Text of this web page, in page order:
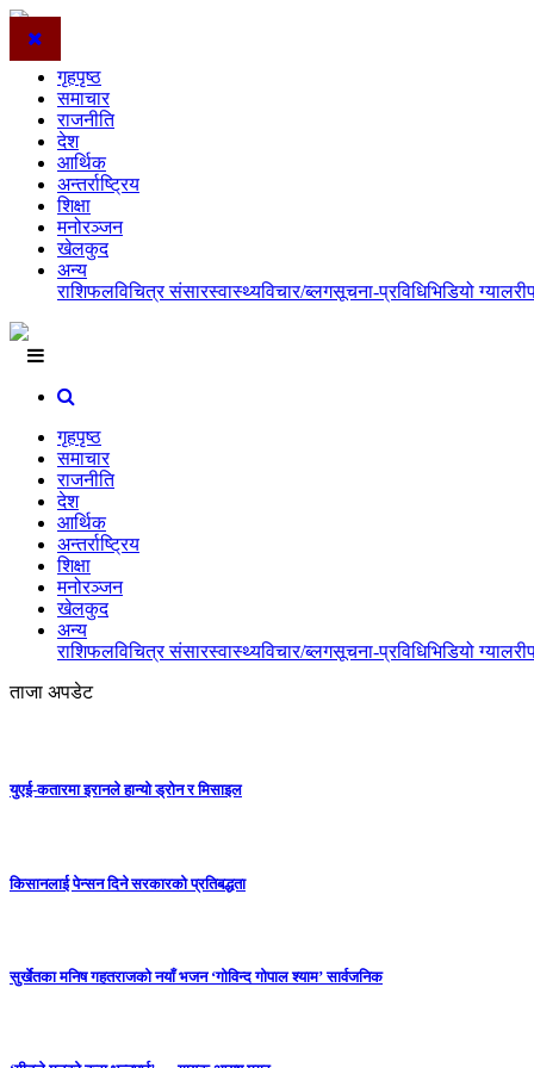
गृहपृष्ठ
समाचार
राजनीति
देश
आर्थिक
अन्तर्राष्ट्रिय
शिक्षा
मनोरञ्जन
खेलकुद
अन्य
राशिफलविचित्र संसारस्वास्थ्यविचार/ब्लगसूचना-प्रविधिभिडियो ग्यालरी
गृहपृष्ठ
समाचार
राजनीति
देश
आर्थिक
अन्तर्राष्ट्रिय
शिक्षा
मनोरञ्जन
खेलकुद
अन्य
राशिफलविचित्र संसारस्वास्थ्यविचार/ब्लगसूचना-प्रविधिभिडियो ग्यालरी
ताजा अपडेट
युएई-कतारमा इरानले हान्यो ड्रोन र मिसाइल
किसानलाई पेन्सन दिने सरकारको प्रतिबद्धता
सुर्खेतका मनिष गहतराजको नयाँ भजन ‘गोविन्द गोपाल श्याम’ सार्वजनिक